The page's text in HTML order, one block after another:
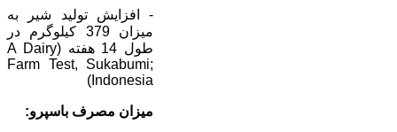
- افزايش توليد شير به
ميزان 379 کيلوگرم در
طول 14 هفته (A Dairy
Farm Test, Sukabumi;
Indonesia)
ميزان مصرف باسپرو: